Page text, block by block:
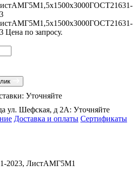
Цена по запросу.
Уточняйте
ул. Шефская, д 2А: Уточняйте
Доставка и оплаты Сертификаты
2023, ЛистАМГ5М1